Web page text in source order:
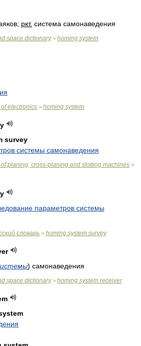
ркт. система самонаведения
space dictionary> homing system
electronics > homing system
survey
системы самонаведения
planing, cross-planing and slotting machines >
параметров системы
словарь > homing system survey
) самонаведения
space dictionary> homing system receiver